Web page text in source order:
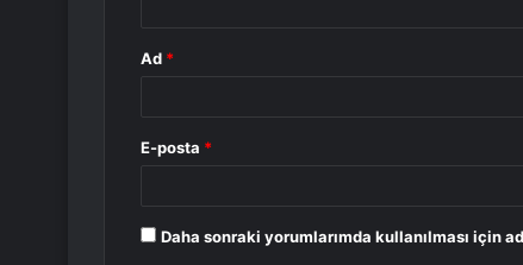
Ad *
E-posta *
Daha sonraki yorumlarımda kullanılması için